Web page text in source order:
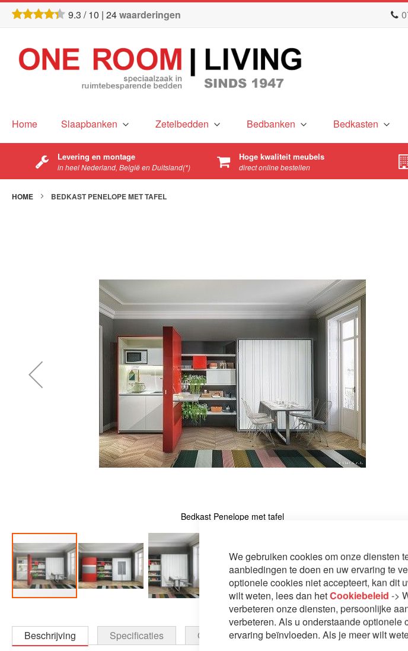
We gebruiken cookies om onze diensten
aanbiedingen te doen en uw ervaring te
optionele cookies niet accepteert, kan dit
wilt weten, lees dan hetCookiebeleid ->
verbeteren onze diensten, persoonlijke
verbeteren. Als u onderstaande optionele
ervaring beïnvloeden. Als je meer wilt
9.3 / 10 | 24waarderingen
Home Slaapbanken Zetelbedden Bedbanken Bedkasten
Levering en montage
in heel Nederland, België en Duitsland(*)
Hoge kwaliteit meubels
direct online bestellen
HOME BEDKAST PENELOPE MET TAFEL
Bedkast Penelope met tafel
naar
het
Beschrijving Specificaties Optioneel Te bekijken in filiaal